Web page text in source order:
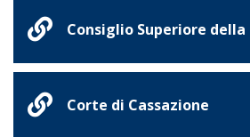
Consiglio Superiore
Corte di Cassazione